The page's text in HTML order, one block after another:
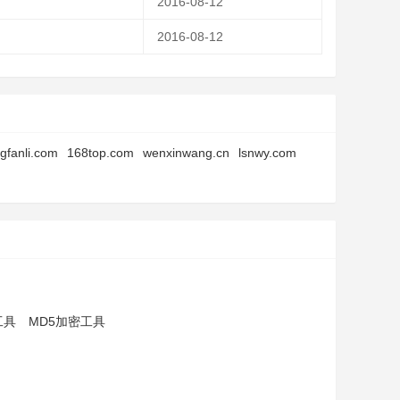
2016-08-12
168top.com wenxinwang.cn lsnwy.com
具 MD5加密工具